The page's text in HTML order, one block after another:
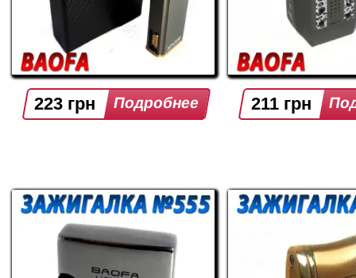
223 грн 211 грн